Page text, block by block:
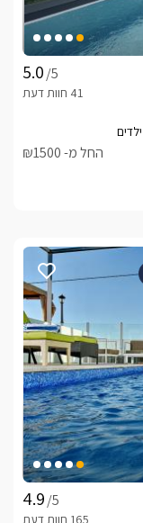
/5
החל מ- ₪1500
/5